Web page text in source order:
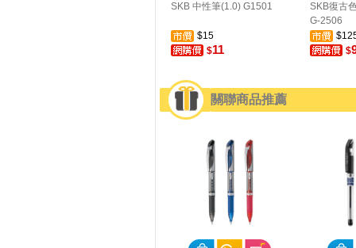
SKB 中性筆(1.0) G1501
$15
$11
SKB復古
G-2506
$
關聯商品推薦